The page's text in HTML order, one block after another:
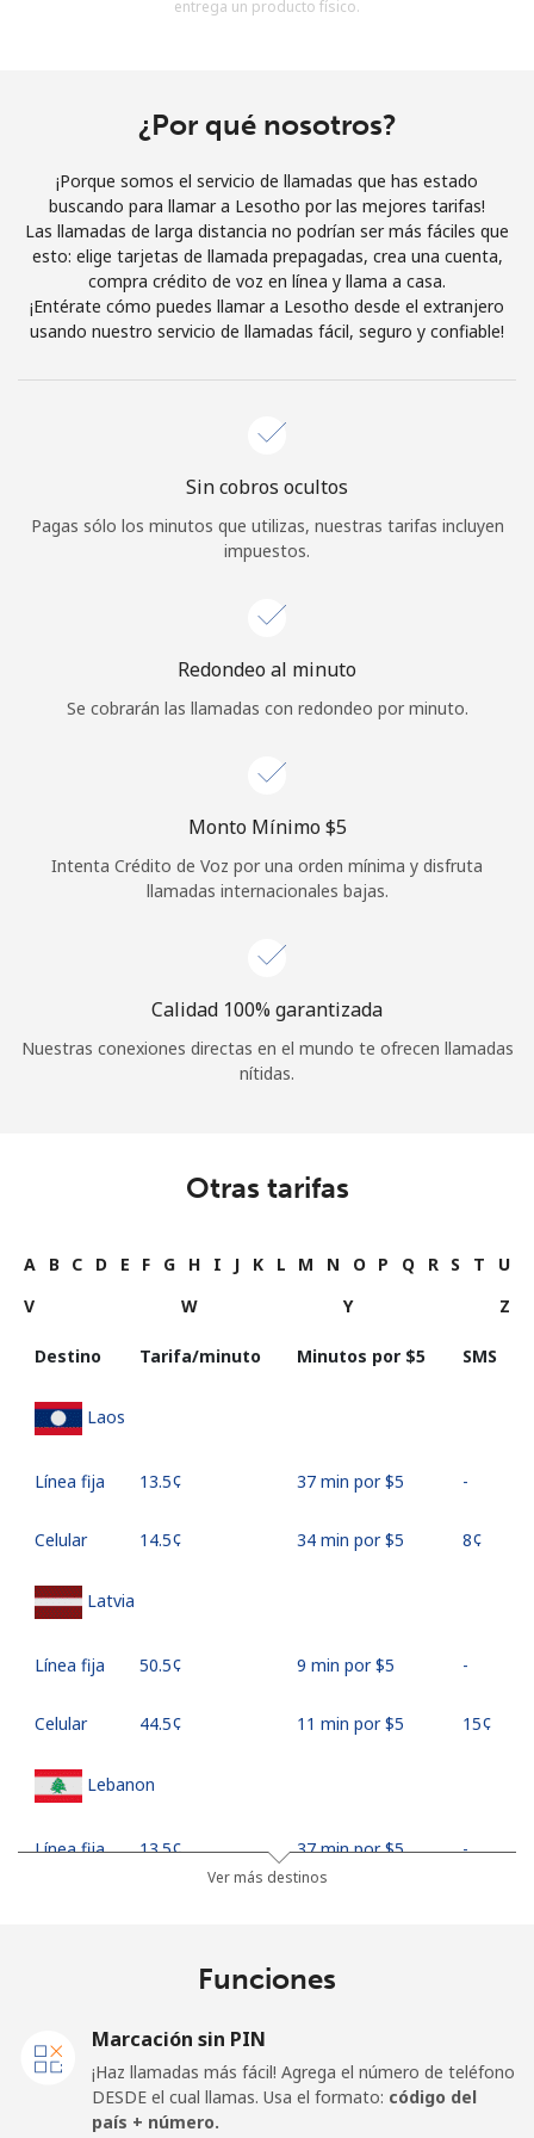
Al abrir una cuenta en este sitio web, estoy de acuerdo con
Únete
¡Hola!
Inicia sesión oREGÍSTRATE →
¿Olvidaste tu contraseña? →
Iniciar Sesión
entrega un producto físico.
¿Por qué nosotros?
¡Porque somos el servicio de llamadas que has estado
buscando para llamar a Lesotho por las mejores tarifas!
Las llamadas de larga distancia no podrían ser más fáciles que
esto: elige tarjetas de llamada prepagadas, crea una cuenta,
compra crédito de voz en línea y llama a casa.
¡Entérate cómo puedes llamar a Lesotho desde el extranjero
usando nuestro servicio de llamadas fácil, seguro y confiable!
Sin cobros ocultos
Pagas sólo los minutos que utilizas, nuestras tarifas incluyen
impuestos.
Redondeo al minuto
Se cobrarán las llamadas con redondeo por minuto.
Monto Mínimo ⁦$5⁩
Intenta Crédito de Voz por una orden mínima y disfruta
llamadas internacionales bajas.
Calidad 100% garantizada
Nuestras conexiones directas en el mundo te ofrecen llamadas
nítidas.
Otras tarifas
A B C D E F G H I J K L M N O P Q R S T
U
V
W Y Z
Destino Tarifa/minuto Minutos por ⁦$5⁩ SMS
Laos
Línea fija ⁦13.5¢⁩ 37 min por ⁦$5⁩ -
Celular ⁦14.5¢⁩ 34 min por ⁦$5⁩ ⁦8¢⁩
Latvia
Línea fija ⁦50.5¢⁩ 9 min por ⁦$5⁩ -
Celular ⁦44.5¢⁩ 11 min por ⁦$5⁩ ⁦15¢⁩
Lebanon
Línea fija ⁦13.5¢⁩ 37 min por ⁦$5⁩ -
Línea fija ⁦62.5¢⁩
⁦61.9¢⁩ 8 min por ⁦$5⁩ ⁦7¢⁩
Ver más destinos
Funciones
Marcación sin PIN
¡Haz llamadas más fácil! Agrega el número de teléfono
DESDE el cual llamas. Usa el formato: código del
país + número.